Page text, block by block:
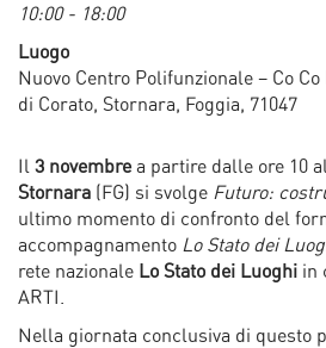
10:00 - 18:00
Luogo
Nuovo Centro Polifunzionale – Co
di Corato, Stornara, Foggia, 71047
Il 3 novembrea partire dalle ore 10
Stornara (FG) si svolge Futuro:
ultimo momento di confronto del
accompagnamento Lo Stato dei
rete nazionale Lo Stato dei Luoghi in
ARTI.
Nella giornata conclusiva di questo